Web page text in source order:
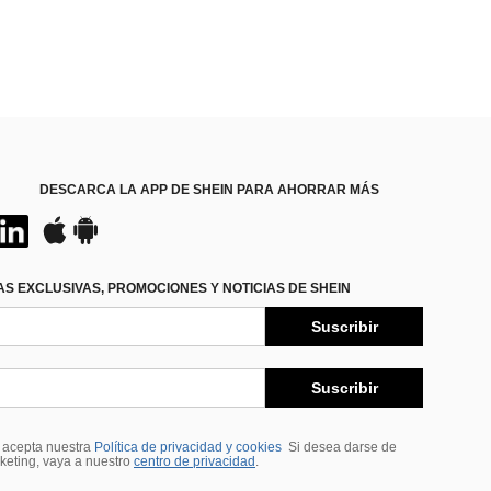
DESCARCA LA APP DE SHEIN PARA AHORRAR MÁS
EXCLUSIVAS, PROMOCIONES Y NOTICIAS DE SHEIN
Suscribir
Suscribir
nuestra Política de privacidad y cookies Si desea darse de
vaya a nuestro centro de privacidad .